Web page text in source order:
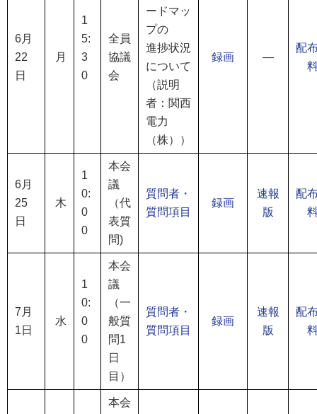
6月
22
日
月
1
5:
3
0
全員
協議
会
ードマッ
プの
進捗状況
について
（説明
者：関西
電力
（株））
録画 ―
配
6月
25
日
木
1
0:
0
0
本会
議
（代
表質
問)
質問者・
質問項目
録画
速報
版
配
7月
1日
水
1
0:
0
0
本会
議
（一
般質
問1
日
目）
質問者・
質問項目
録画
速報
版
配
本会